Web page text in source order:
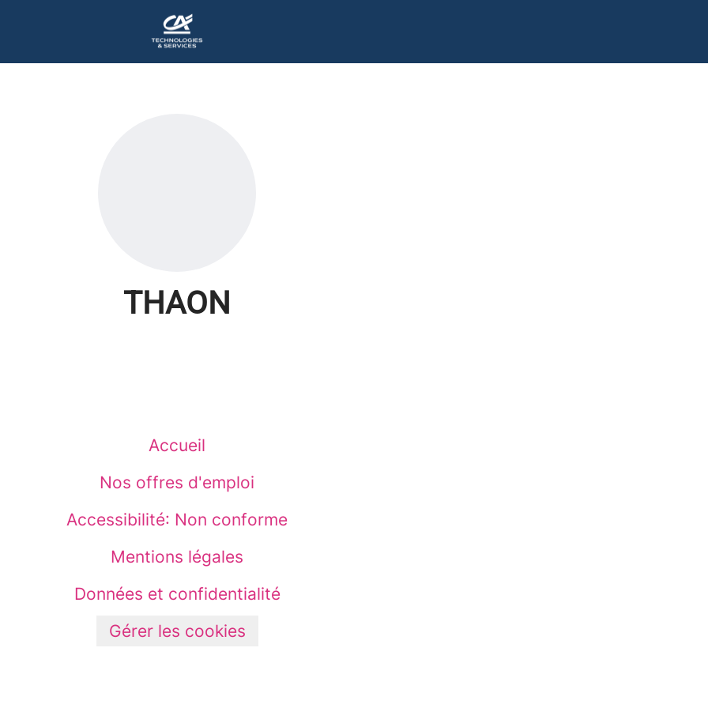
THAON
Accueil
Nos offres d'emploi
Accessibilité: Non conforme
Mentions légales
Données et confidentialité
Gérer les cookies